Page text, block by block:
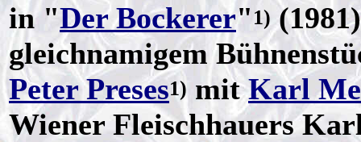
in "Der Bockerer" 1)
gleichnamigem
Peter Preses1) mitKarl
Wiener Fleischhauers